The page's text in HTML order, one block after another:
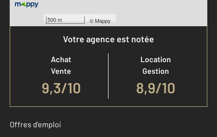
500 m ©Mappy
Votre agence est notée
Achat
Vente
9,3/10
Location
Gestion
8,9/10
Offres d'emploi